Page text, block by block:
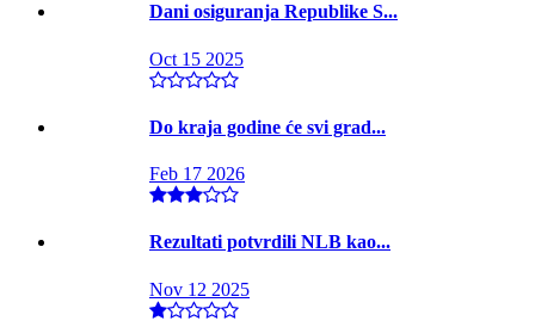
Dani osiguranja Republike S...
Oct 15 2025
Do kraja godine će svi grad...
Feb 17 2026
Rezultati potvrdili NLB kao...
Nov 12 2025